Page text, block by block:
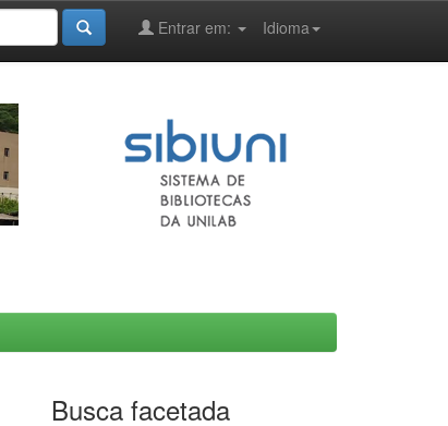
Idioma
Entrar em:
Busca facetada